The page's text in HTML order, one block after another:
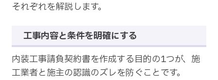
それぞれを解説します。
工事内容と条件を明確にする
内装工事請負契約書を作成する目的の1つが、施
工業者と施主の認識のズレを防ぐことです。